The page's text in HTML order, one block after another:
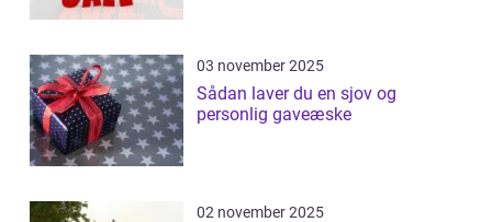
03 november 2025
Sådan laver du en sjov og
personlig gaveæske
02 november 2025